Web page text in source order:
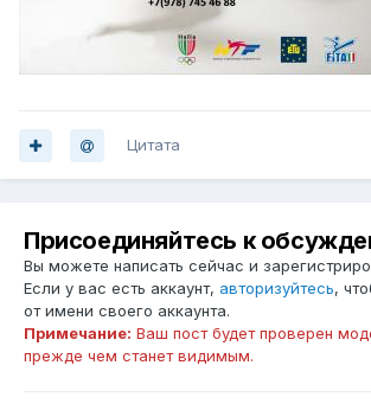
Цитата
Присоединяйтесь к
Вы можете написать сейчас и
Если у вас есть аккаунт, авторизуйтесь,
от имени своего аккаунта.
Примечание: Ваш пост будет проверен
прежде чем станет видимым.